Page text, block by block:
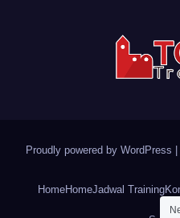
Proudly powered by WordPress
HomeHomeJadwal Training